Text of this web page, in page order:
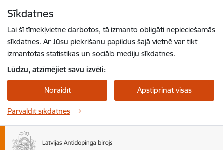
Sīkdatnes
Lai šī tīmekļvietne darbotos, tā izmanto obligāti nepieciešamās
sīkdatnes. Ar Jūsu piekrišanu papildus šajā vietnē var tikt
izmantotas statistikas un sociālo mediju sīkdatnes.
Lūdzu, atzīmējiet savu izvēli:
Noraidīt Apstiprināt visas
Pārvaldīt sīkdatnes